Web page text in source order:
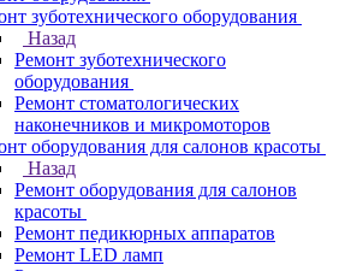
зуботехнического оборудования
Назад
Ремонт зуботехнического
оборудования
Ремонт стоматологических
наконечников и микромоторов
оборудования для салонов красоты
Назад
Ремонт оборудования для салонов
красоты
Ремонт педикюрных аппаратов
Ремонт LED ламп